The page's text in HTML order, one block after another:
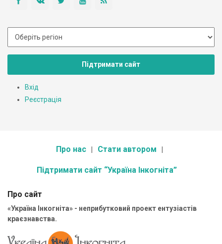
Підтримати сайт
Вхід
Реєстрація
Про нас Стати автором
Підтримати сайт “Україна Інкогніта”
Про сайт
«Україна Інкогніта» - неприбутковий проект ентузіастів
краєзнавства.